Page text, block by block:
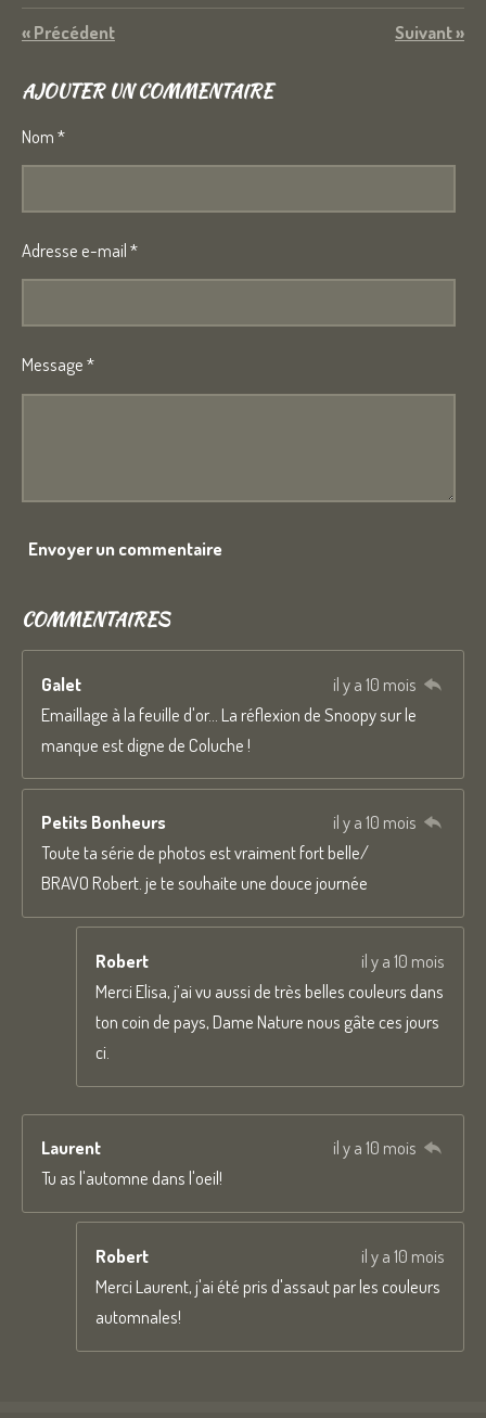
«Précédent Suivant»
AJOUTER UN COMMENTAIRE
Nom *
Adresse e-mail *
Message *
Envoyer un commentaire
COMMENTAIRES
Galet
il y a 10 mois
Emaillage à la feuille d'or... La réflexion de Snoopy sur le
manque est digne de Coluche !
Petits Bonheurs
il y a 10 mois
Toute ta série de photos est vraiment fort belle/
BRAVO Robert. je te souhaite une douce journée
Robert
il y a 10 mois
Merci Elisa, j’ai vu aussi de très belles couleurs dans
ton coin de pays, Dame Nature nous gâte ces jours
ci.
Laurent
il y a 10 mois
Tu as l'automne dans l'oeil!
Robert
il y a 10 mois
Merci Laurent, j'ai été pris d'assaut par les couleurs
automnales!